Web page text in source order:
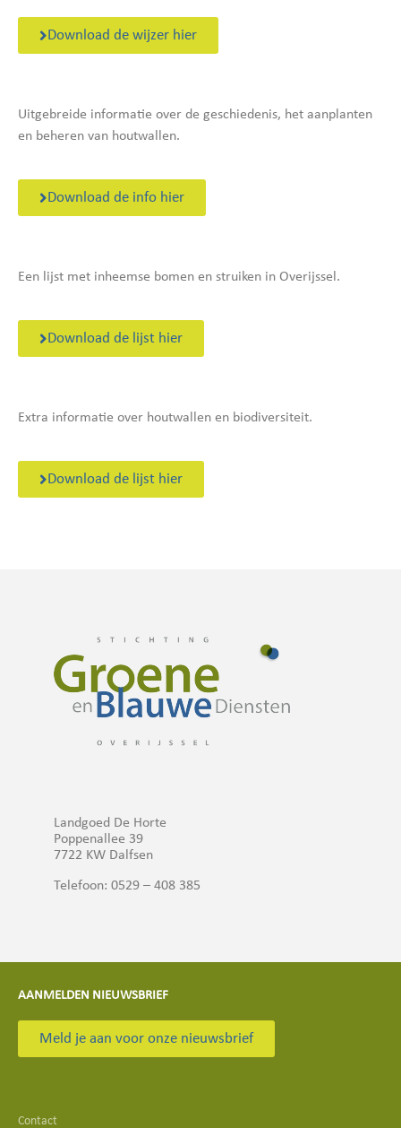
Download de wijzer hier
Uitgebreide informatie over de geschiedenis, het aanplanten
en beheren van houtwallen.
Download de info hier
Een lijst met inheemse bomen en struiken in Overijssel.
Download de lijst hier
Extra informatie over houtwallen en biodiversiteit.
Download de lijst hier
Landgoed De Horte
Poppenallee 39
7722 KW Dalfsen
Telefoon: 0529 – 408 385
AANMELDEN NIEUWSBRIEF
Meld je aan voor onze nieuwsbrief
Contact